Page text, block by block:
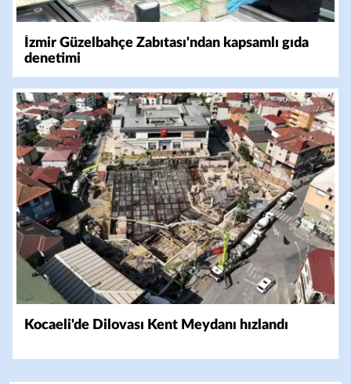
İzmir Güzelbahçe Zabıtası'ndan kapsamlı gıda
denetimi
Kocaeli'de Dilovası Kent Meydanı hızlandı